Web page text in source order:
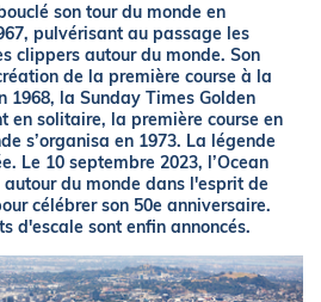
son tour du monde en
pulvérisant au passage les
clippers autour du monde. Son
de la première course à la
1968, la Sunday Times Golden
en solitaire, la première course en
s’organisa en 1973. La légende
Le 10 septembre 2023, l’Ocean
du monde dans l'esprit de
célébrer son 50e anniversaire.
d'escale sont enfin annoncés.